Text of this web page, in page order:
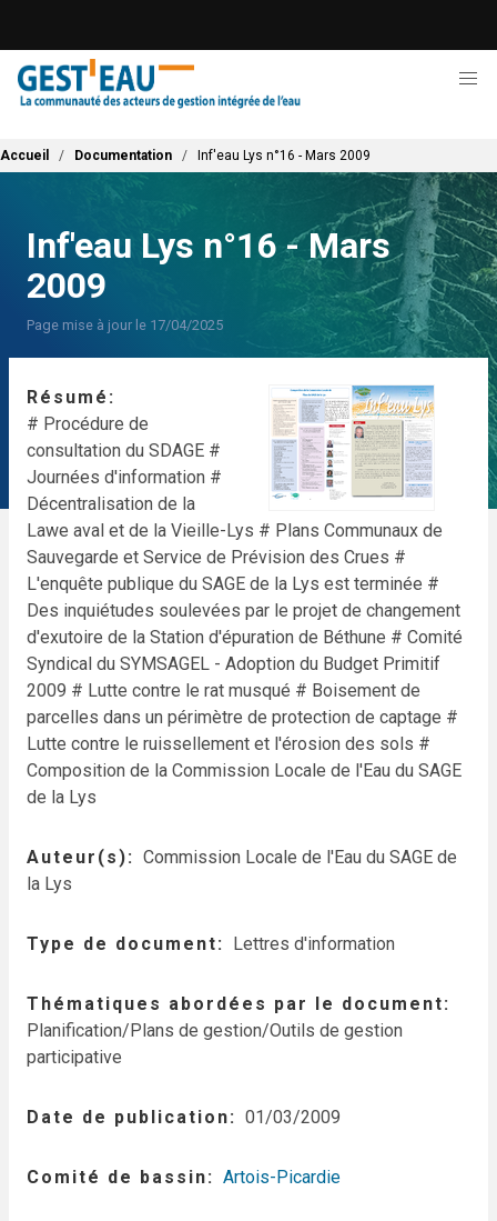
contenu
principal
Fil d'Ariane
Accueil Documentation Inf'eau Lys n°16 - Mars 2009
Inf'eau Lys n°16 - Mars
2009
Page mise à jour le 17/04/2025
Résumé
# Procédure de
consultation du SDAGE #
Journées d'information #
Décentralisation de la
Lawe aval et de la Vieille-Lys # Plans Communaux de
Sauvegarde et Service de Prévision des Crues #
L'enquête publique du SAGE de la Lys est terminée #
Des inquiétudes soulevées par le projet de changement
d'exutoire de la Station d'épuration de Béthune # Comité
Syndical du SYMSAGEL - Adoption du Budget Primitif
2009 # Lutte contre le rat musqué # Boisement de
parcelles dans un périmètre de protection de captage #
Lutte contre le ruissellement et l'érosion des sols #
Composition de la Commission Locale de l'Eau du SAGE
de la Lys
Auteur(s)
Commission Locale de l'Eau du SAGE de
la Lys
Type de document Lettres d'information
Thématiques abordées par le document
Planification/Plans de gestion/Outils de gestion
participative
Date de publication 01/03/2009
Comité de bassin Artois-Picardie